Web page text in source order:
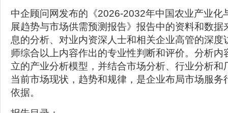
中企顾问网发布的《2026-2032年中国农业产业化
展趋势与市场供需预测报告》报告中的资料和数据
息的分析、对业内资深人士和相关企业高管的深度
师综合以上内容作出的专业性判断和评价。分析内
立的产业分析模型，并结合市场分析、行业分析和
当前市场现状，趋势和规律，是企业布局市场服务
依据。